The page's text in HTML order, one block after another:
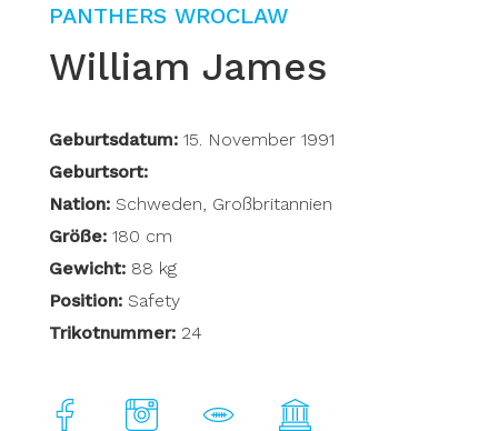
PANTHERS WROCLAW
William James
Geburtsdatum: 15. November 1991
Geburtsort:
Nation: Schweden, Großbritannien
Größe:180 cm
Gewicht:88 kg
Position:Safety
Trikotnummer: 24